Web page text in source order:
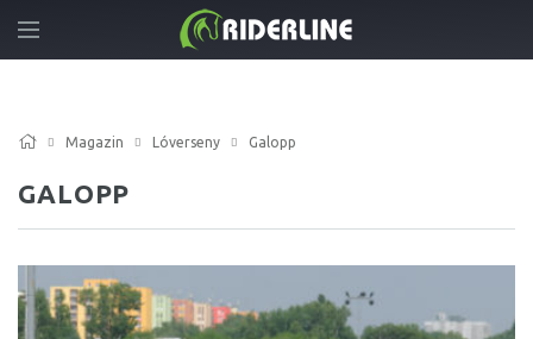
Magazin Lóverseny Galopp
GALOPP